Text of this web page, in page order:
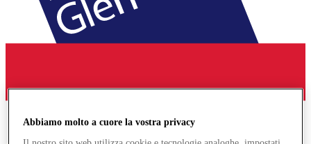
Abbiamo molto a cuore la vostra privacy